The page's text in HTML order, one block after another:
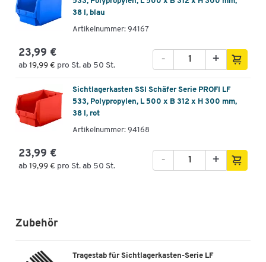
38 l, blau
Artikelnummer: 94167
23,99 €
ab 19,99 € pro St. ab 50 St.
+
-
Sichtlagerkasten SSI Schäfer Serie PROFI LF
533, Polypropylen, L 500 x B 312 x H 300 mm,
38 l, rot
Artikelnummer: 94168
23,99 €
ab 19,99 € pro St. ab 50 St.
+
-
Zubehör
Tragestab für Sichtlagerkasten-Serie LF